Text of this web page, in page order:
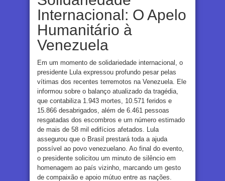
Internacional: O Apelo
Humanitário à
Venezuela
Em um momento de solidariedade internacional, o
presidente Lula expressou profundo pesar pelas
vítimas dos recentes terremotos na Venezuela. Ele
informou sobre o balanço atualizado da tragédia,
que contabiliza 1.943 mortes, 10.571 feridos e
15.866 desabrigados, além de 6.461 pessoas
resgatadas dos escombros e um número estimado
de mais de 58 mil edifícios afetados. Lula
assegurou que o Brasil prestará toda a ajuda
possível ao povo venezuelano. Ao final do evento,
o presidente solicitou um minuto de silêncio em
homenagem ao país vizinho, marcando um gesto
de compaixão e apoio mútuo entre as nações.